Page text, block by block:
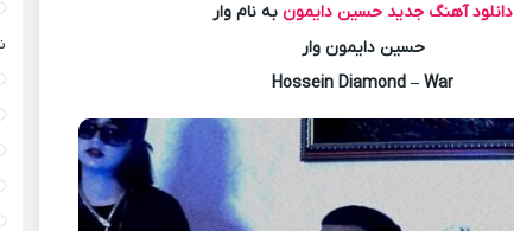
دانلود آهنگ جدید حسین دایمونبه نام وار
حسین دایمون وار
Hossein Diamond – War